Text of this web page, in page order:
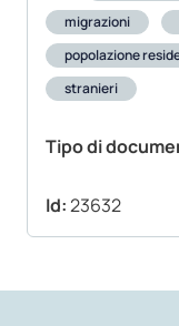
migrazioni
popolazione
stranieri
Tipo di
Id:23632